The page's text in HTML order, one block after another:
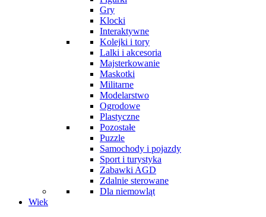
Gry
Klocki
Interaktywne
Kolejki i tory
Lalki i akcesoria
Majsterkowanie
Maskotki
Militarne
Modelarstwo
Ogrodowe
Plastyczne
Pozostałe
Puzzle
Samochody i pojazdy
Sport i turystyka
Zabawki AGD
Zdalnie sterowane
Dla niemowląt
Wiek